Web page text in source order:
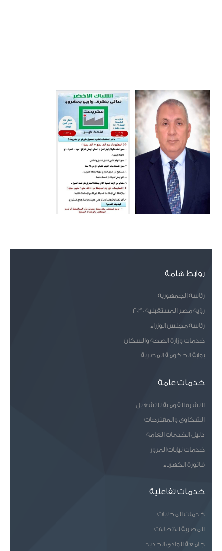
روابط هامة
رئاسة الجمهورية
رؤية مصر المستقبلية 2030
رئاسة مجلس الوزراء
خدمات وزارة الصحة والسكان
بوابة الحكومة المصرية
خدمات عامة
النشرة القومية للتشغيل
الشكاوى والمقترحات
دليل الخدمات العامة
خدمات نيابات المرور
فاتورة الكهرباء
خدمات تفاعلية
خدمات المحليات
المصرية للاتصالات
جامعة الوادى الجديد